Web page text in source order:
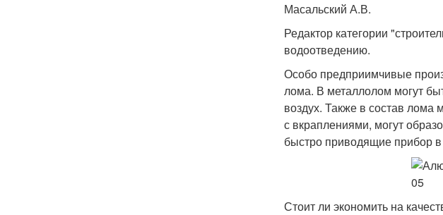
Масальский А.В.
Редактор категории
водоотведению.
Особо предприимчивые
лома. В металлолом могут
воздух. Также в состав лома
с вкраплениями, могут
быстро приводящие прибор в
Стоит ли экономить на